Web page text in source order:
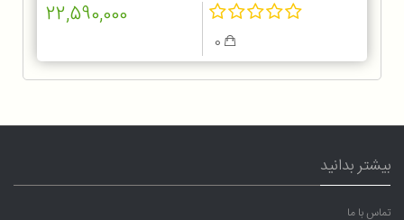
22,590,000
بیشتر بدانید
تماس با ما